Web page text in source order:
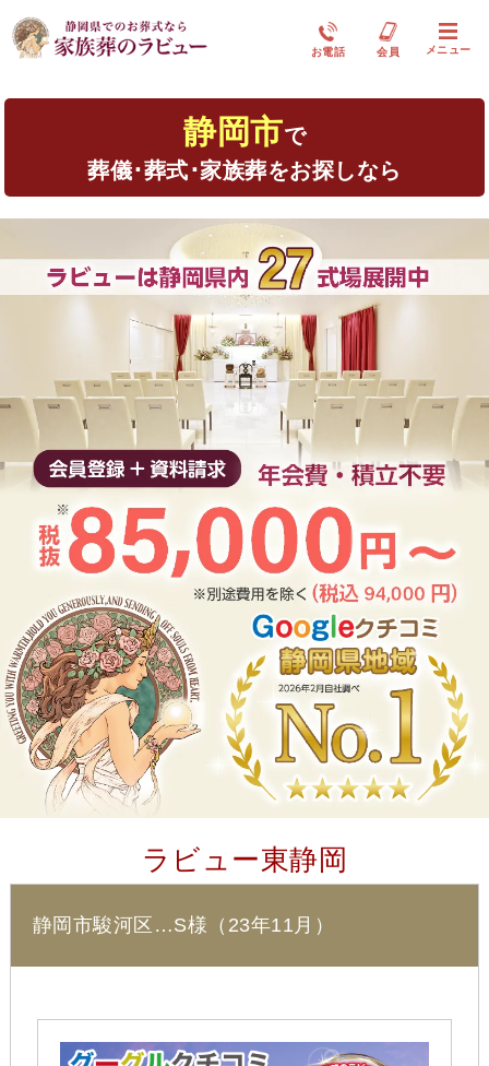
お電話 会員 メニュー
静岡市で
葬儀･葬式･家族葬をお探しなら
ラビュー東静岡
静岡市駿河区…S様（23年11月）